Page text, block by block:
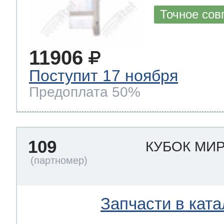
Точное
11906
Поступит 17 ноября
Предоплата 50%
109 КУБОК
Запчасти в